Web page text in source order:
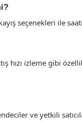
seçenekleri ile
hızı izleme gibi
ve yetkili